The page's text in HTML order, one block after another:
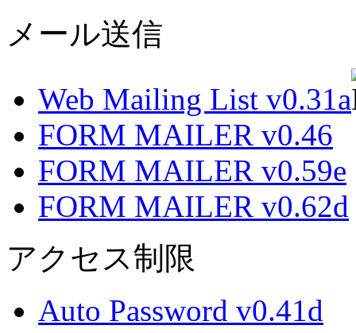
メール送信
Web Mailing List v0.31a
FORM MAILER v0.46
FORM MAILER v0.59e
FORM MAILER v0.62d
アクセス制限
Auto Password v0.41d